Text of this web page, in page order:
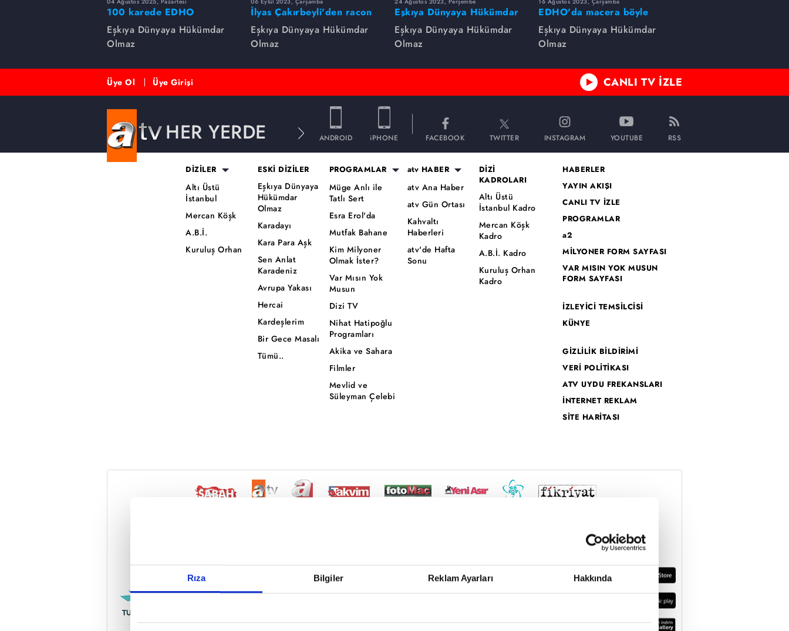
Rıza Bilgiler Reklam Ayarları Hakkında
Reddet
100 karede EDHO
Eşkıya Dünyaya Hükümdar
Olmaz
İlyas Çakırbeyli'den racon
dersleri!
Eşkıya Dünyaya Hükümdar
Olmaz
Eşkıya Dünyaya Hükümdar
Olmaz dizsinin en çok
izlenen sahneleri
Eşkıya Dünyaya Hükümdar
Olmaz
EDHO'da macera böyle
başlamıştı...
Eşkıya Dünyaya Hükümdar
Olmaz
Üye Ol Üye Girişi CANLI TV İZLE
HER YERDE ANDROID iPHONE FACEBOOK TWITTER INSTAGRAM YOUTUBE RSS
DİZİLER
Altı Üstü
İstanbul
Mercan Köşk
A.B.İ.
Kuruluş Orhan
ESKİ DİZİLER
Eşkıya Dünyaya
Hükümdar
Olmaz
Karadayı
Kara Para Aşk
Sen Anlat
Karadeniz
Avrupa Yakası
Hercai
Kardeşlerim
Bir Gece Masalı
Tümü..
PROGRAMLAR
Müge Anlı ile
Tatlı Sert
Esra Erol'da
Mutfak Bahane
Kim Milyoner
Olmak İster?
Var Mısın Yok
Musun
Dizi TV
Nihat Hatipoğlu
Programları
Akika ve Sahara
Filmler
Mevlid ve
Süleyman Çelebi
atv HABER
atv Ana Haber
atv Gün Ortası
Kahvaltı
Haberleri
atv'de Hafta
Sonu
DİZİ
KADROLARI
Altı Üstü
İstanbul Kadro
Mercan Köşk
Kadro
A.B.İ. Kadro
Kuruluş Orhan
Kadro
HABERLER
YAYIN AKIŞI
CANLI TV İZLE
PROGRAMLAR
a2
MİLYONER FORM SAYFASI
VAR MISIN YOK MUSUN
FORM SAYFASI
İZLEYİCİ TEMSİLCİSİ
KÜNYE
GİZLİLİK BİLDİRİMİ
VERİ POLİTİKASI
ATV UYDU FREKANSLARI
İNTERNET REKLAM
SİTE HARİTASI